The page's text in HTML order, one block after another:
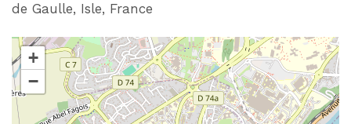
de Gaulle, Isle, France
+
−